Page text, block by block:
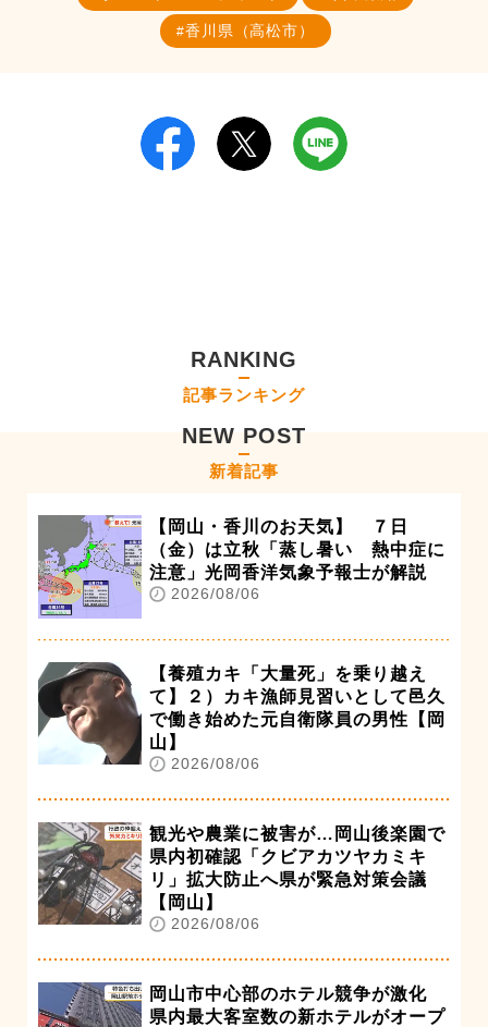
香川県（高松市）
RANKING
記事ランキング
NEW POST
新着記事
【岡山・香川のお天気】 ７日
（金）は立秋「蒸し暑い 熱中症に
注意」光岡香洋気象予報士が解説
2026/08/06
【養殖カキ「大量死」を乗り越え
て】２）カキ漁師見習いとして邑久
で働き始めた元自衛隊員の男性【岡
山】
2026/08/06
観光や農業に被害が…岡山後楽園で
県内初確認「クビアカツヤカミキ
リ」拡大防止へ県が緊急対策会議
【岡山】
2026/08/06
岡山市中心部のホテル競争が激化
県内最大客室数の新ホテルがオープ